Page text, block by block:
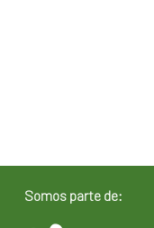
Somos parte de: